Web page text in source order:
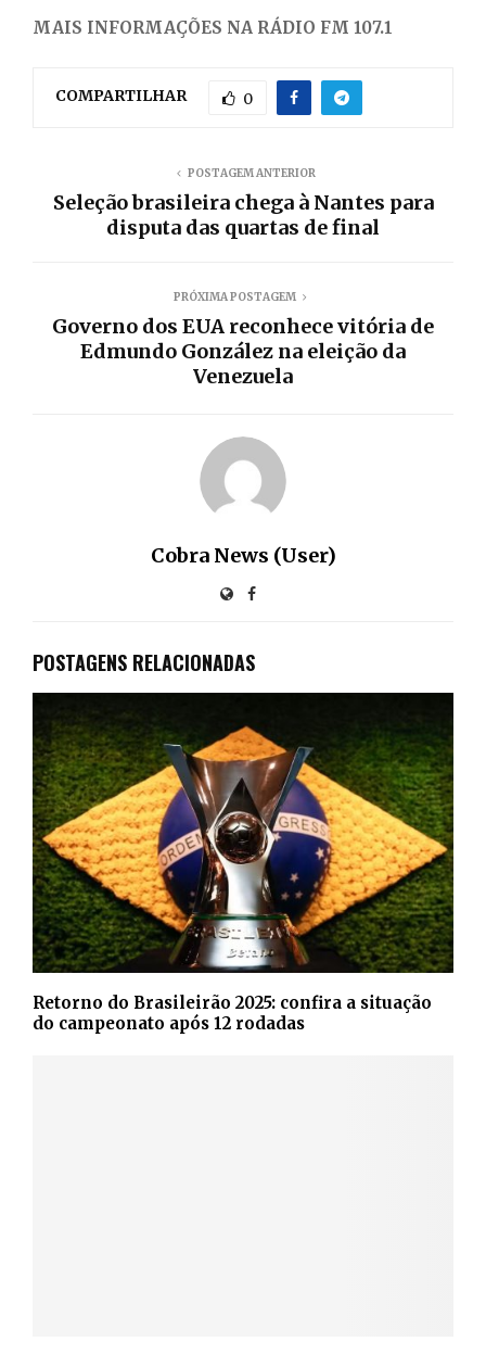
MAIS INFORMAÇÕES NA RÁDIO FM 107.1
COMPARTILHAR 0
POSTAGEM ANTERIOR
Seleção brasileira chega à Nantes para
disputa das quartas de final
PRÓXIMA POSTAGEM
Governo dos EUA reconhece vitória de
Edmundo González na eleição da
Venezuela
Cobra News (User)
POSTAGENS RELACIONADAS
Retorno do Brasileirão 2025: confira a situação
do campeonato após 12 rodadas